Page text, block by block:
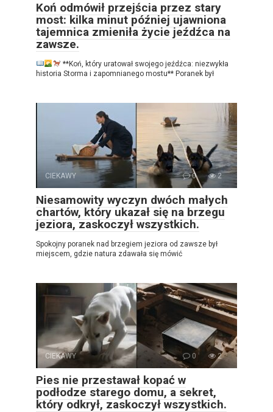
Koń odmówił przejścia przez stary
most: kilka minut później ujawniona
tajemnica zmieniła życie jeźdźca na
zawsze.
**Koń, który uratował swojego jeźdźca: niezwykła
historia Storma i zapomnianego mostu** Poranek był
CIEKAWY 0 2
Niesamowity wyczyn dwóch małych
chartów, który ukazał się na brzegu
jeziora, zaskoczył wszystkich.
Spokojny poranek nad brzegiem jeziora od zawsze był
miejscem, gdzie natura zdawała się mówić
CIEKAWY 0 2
Pies nie przestawał kopać w
podłodze starego domu, a sekret,
który odkrył, zaskoczył wszystkich.